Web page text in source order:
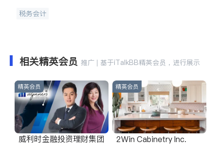
税务会计
相关精英会员 推广 | 基于iTalkBB精英会员，进行展示
精英会员
威利时金融投资理财集团
精英会员
2Win Cabinetry Inc.